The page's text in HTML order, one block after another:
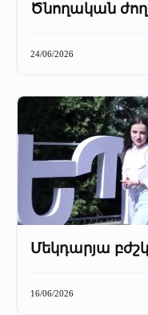
Ծնողական
24/06/2026
Մեկդարյա
16/06/2026